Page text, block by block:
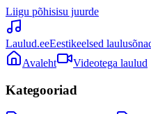
Liigu põhisisu juurde
Laulud.eeEestikeelsed
Avaleht
Videotega laulud
Kategooriad